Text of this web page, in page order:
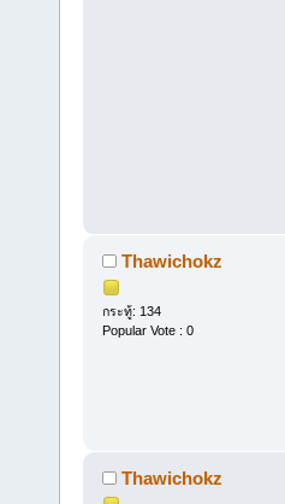
Thawichokz
กระทู้: 134
Popular Vote : 0
Thawichokz